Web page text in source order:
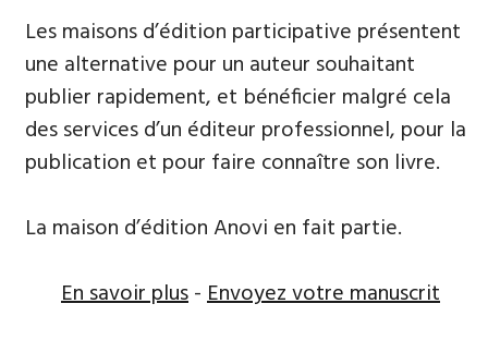
Les maisons d’édition participative présentent
une alternative pour un auteur souhaitant
publier rapidement, et bénéficier malgré cela
des services d’un éditeur professionnel, pour la
publication et pour faire connaître son livre.
La maison d’édition Anovi en fait partie.
En savoir plus-Envoyez votre manuscrit